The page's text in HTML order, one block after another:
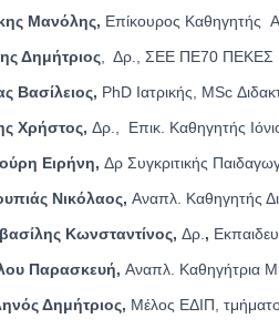
Μανόλης, Επίκουρος Καθηγητής
Δημήτριος , Δρ., ΣΕΕ ΠΕ70 ΠΕΚΕΣ
Βασίλειος, PhD Ιατρικής, MSc
Χρήστος, Δρ., Επικ. Καθηγητής
Ειρήνη, Δρ Συγκριτικής
Νικόλαος, Αναπλ. Καθηγητής
Κωνσταντίνος, Δρ. ,
Παρασκευή, Αναπλ. Καθηγήτρια
Δημήτριος, Μέλος ΕΔΙΠ,